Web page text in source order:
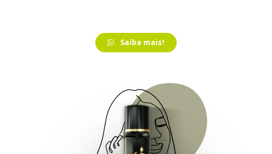
Saiba mais!